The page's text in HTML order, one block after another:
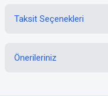
Taksit Seçenekleri
Önerileriniz